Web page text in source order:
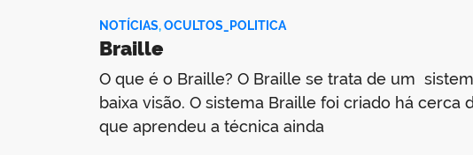
NOTÍCIAS,OCULTOS_POLITICA
Braille
O que é o Braille? O Braille se trata de um
baixa visão. O sistema Braille foi criado há
que aprendeu a técnica ainda